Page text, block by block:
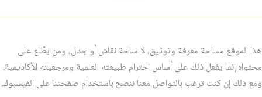
هذا الموقع مساحة معرفة وتوثيق، لا ساحة نقاش أو جدل، ومن يطّلع على
محتواه إنما يفعل ذلك على أساس احترام طبيعته العلمية ومرجعيته الأكاديمية.
ومع ذلك إن كنت ترغب بالتواصل معنا ننصح باستخدام صفحتنا على الفيسبوك.